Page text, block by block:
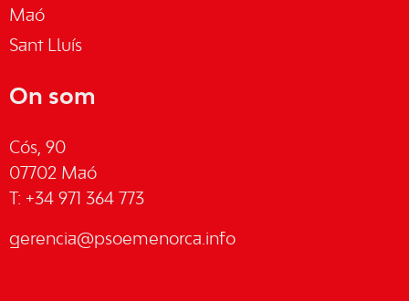
Maó
Sant Lluís
On som
Cós, 90
07702 Maó
T: +34 971 364 773
gerencia@psoemenorca.info